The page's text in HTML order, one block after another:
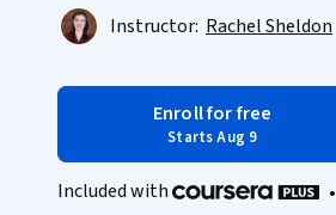
Instructor: Rachel Sheldon
Enroll for free
Starts Aug 9
Included with •